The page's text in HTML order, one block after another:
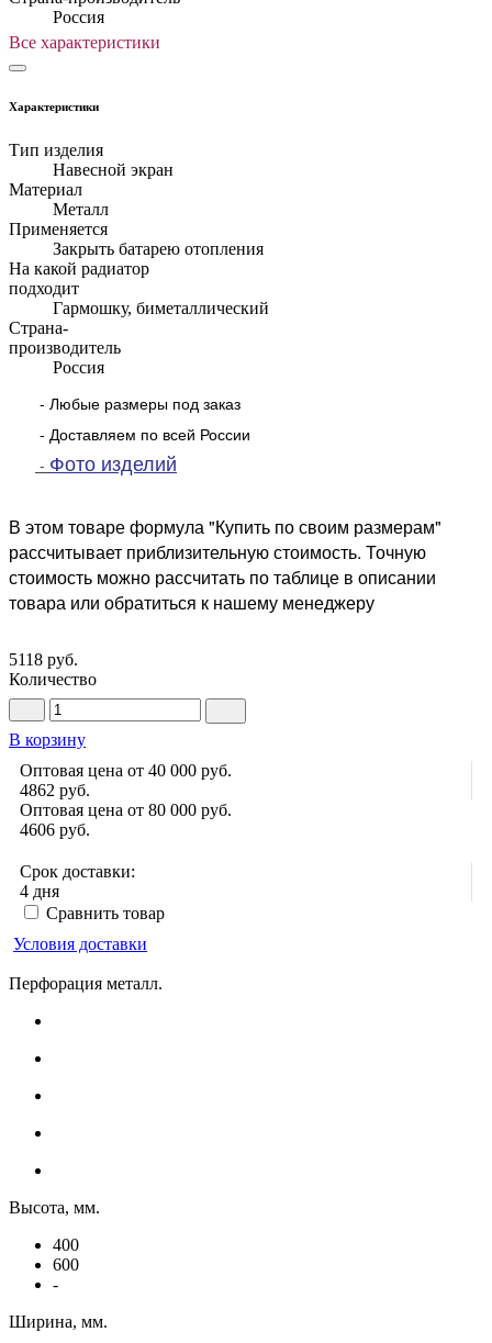
Россия
Все характеристики
Характеристики
Тип изделия
Навесной экран
Материал
Металл
Применяется
Закрыть батарею отопления
На какой радиатор
подходит
Гармошку, биметаллический
Страна-
производитель
Россия
- Любые размеры под заказ
- Доставляем по всей России
- Фото изделий
В этом товаре формула "Купить по своим размерам"
рассчитывает приблизительную стоимость. Точную
стоимость можно рассчитать по таблице в описании
товара или обратиться к нашему менеджеру
5118 руб.
Количество
В корзину
Оптовая цена от 40 000 руб.
4862 руб.
Оптовая цена от 80 000 руб.
4606 руб.
Срок доставки:
4 дня
Сравнить товар
Условия доставки
Перфорация металл.
Высота, мм.
400
600
-
Ширина, мм.